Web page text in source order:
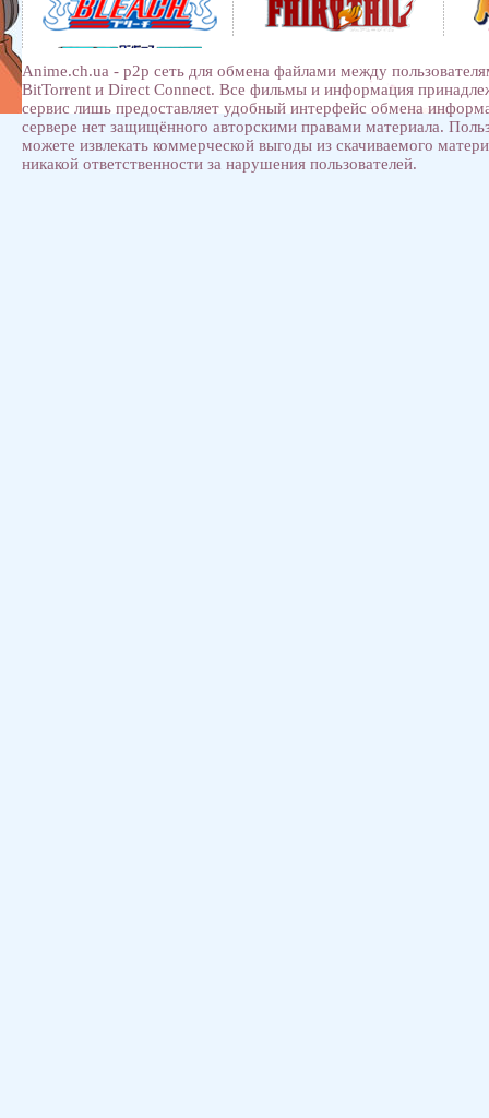
Anime.ch.ua - p2p сеть для обмена файлами между
BitTorrent и Direct Connect. Все фильмы и информация
сервис лишь предоставляет удобный интерфейс обмена
сервере нет защищённого авторскими правами материала.
можете извлекать коммерческой выгоды из скачиваемого
никакой ответственности за нарушения пользователей.